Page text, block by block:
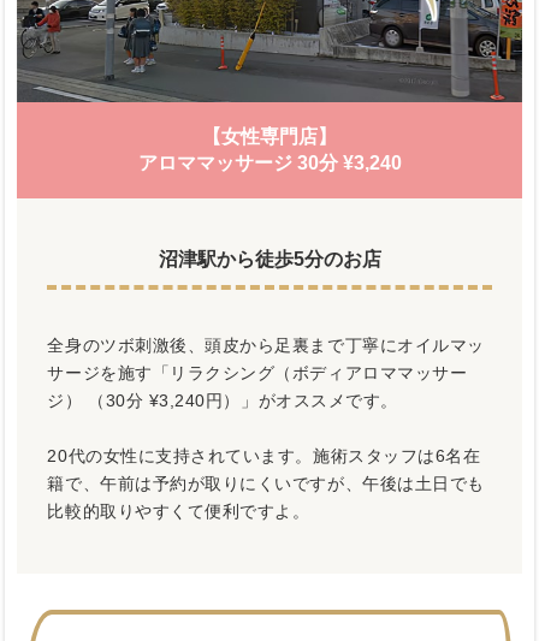
【女性専門店】
アロママッサージ 30分 ¥3,240
沼津駅から徒歩5分のお店
全身のツボ刺激後、頭皮から足裏まで丁寧にオイルマッ
サージを施す「リラクシング（ボディアロママッサー
ジ） （30分 ¥3,240円）」がオススメです。
20代の女性に支持されています。施術スタッフは6名在
籍で、午前は予約が取りにくいですが、午後は土日でも
比較的取りやすくて便利ですよ。